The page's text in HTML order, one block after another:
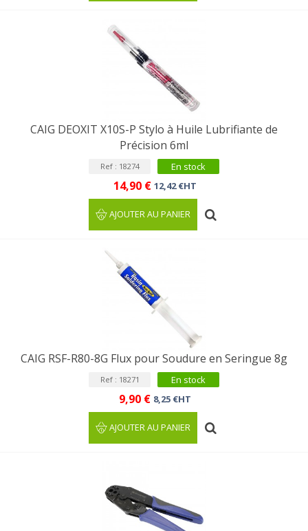
CAIG DEOXIT X10S-P Stylo à Huile Lubrifiante de
Précision 6ml
Ref : 18274 En stock
14,90 € 12,42 €HT
AJOUTER AU PANIER
CAIG RSF-R80-8G Flux pour Soudure en Seringue 8g
Ref : 18271 En stock
9,90 € 8,25 €HT
AJOUTER AU PANIER